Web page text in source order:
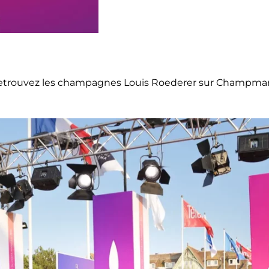
les champagnes Louis Roederer sur